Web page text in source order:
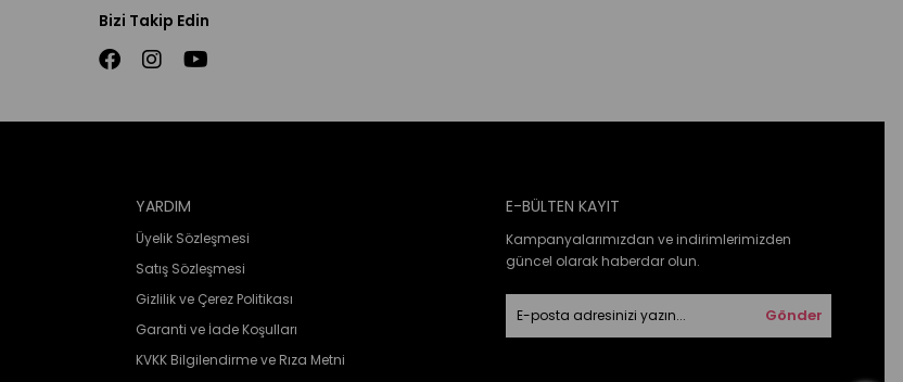
Bizi Takip Edin
YARDIM
Üyelik Sözleşmesi
Satış Sözleşmesi
Gizlilik ve Çerez Politikası
Garanti ve İade Koşulları
KVKK Bilgilendirme ve Rıza Metni
E-BÜLTEN KAYIT
Kampanyalarımızdan ve indirimlerimizden
güncel olarak haberdar olun.
Gönder